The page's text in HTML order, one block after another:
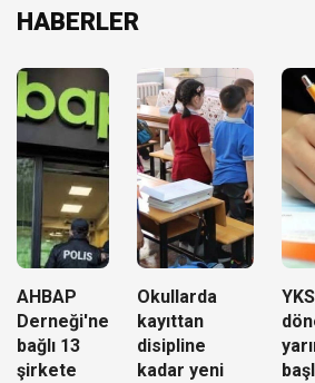
HABERLER
AHBAP
Derneği'ne
bağlı 13
şirkete
Okullarda
kayıttan
disipline
kadar yeni